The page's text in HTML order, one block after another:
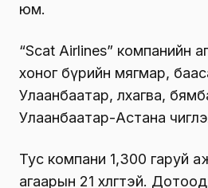
юм.
“Scat Airlines” компанийн
хоног бүрийн мягмар,
Улаанбаатар, лхагва,
Улаанбаатар-Астана
Тус компани 1,300 гаруй
агаарын 21 хөлөгтэй.